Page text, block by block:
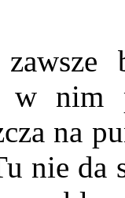
w nim
na
nie da